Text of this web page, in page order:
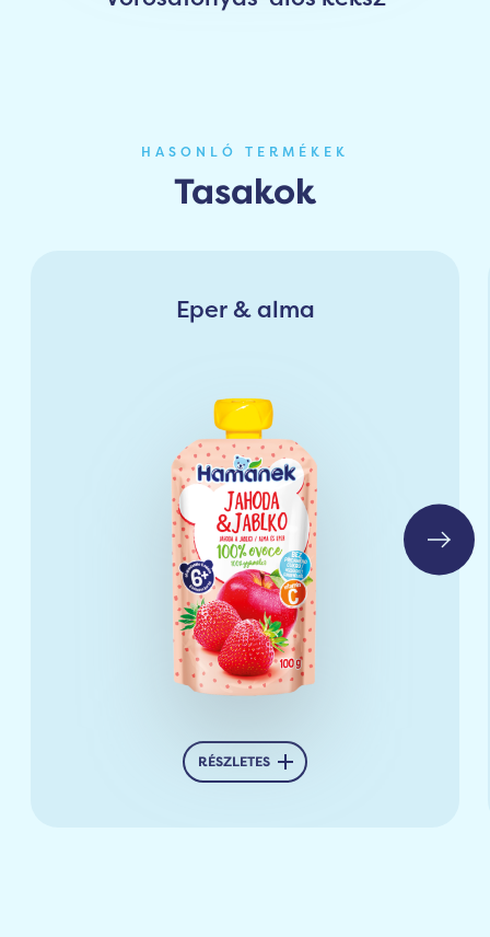
HASONLÓ TERMÉKEK
Tasakok
Eper & alma
RÉSZLETES